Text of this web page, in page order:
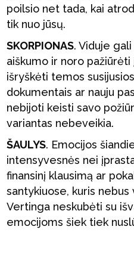
poilsio net tada, kai
tik nuo jūsų.
SKORPIONAS. Viduje
aiškumo ir noro pažiūrėti
išryškėti temos
dokumentais ar nauju
nebijoti keisti savo
variantas nebeveikia.
ŠAULYS. Emocijos
intensyvesnės nei
finansinį klausimą ar
santykiuose, kuris nebus
Vertinga neskubėti su
emocijoms šiek tiek